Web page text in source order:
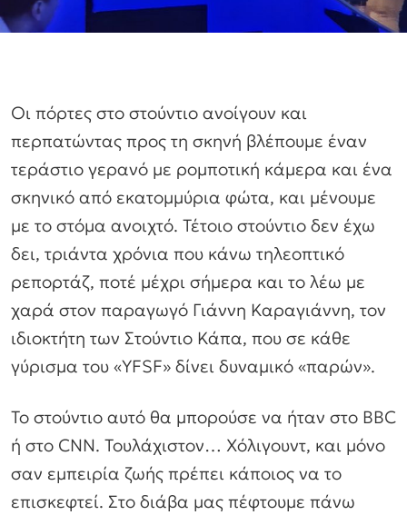
Οι πόρτες στο στούντιο ανοίγουν και
περπατώντας προς τη σκηνή βλέπουμε έναν
τεράστιο γερανό με ρομποτική κάμερα και ένα
σκηνικό από εκατομμύρια φώτα, και μένουμε
με το στόμα ανοιχτό. Τέτοιο στούντιο δεν έχω
δει, τριάντα χρόνια που κάνω τηλεοπτικό
ρεπορτάζ, ποτέ μέχρι σήμερα και το λέω με
χαρά στον παραγωγό Γιάννη Καραγιάννη, τον
ιδιοκτήτη των Στούντιο Κάπα, που σε κάθε
γύρισμα του «YFSF» δίνει δυναμικό «παρών».
Το στούντιο αυτό θα μπορούσε να ήταν στο BBC
ή στο CNN. Τουλάχιστον… Χόλιγουντ, και μόνο
σαν εμπειρία ζωής πρέπει κάποιος να το
επισκεφτεί. Στο διάβα μας πέφτουμε πάνω